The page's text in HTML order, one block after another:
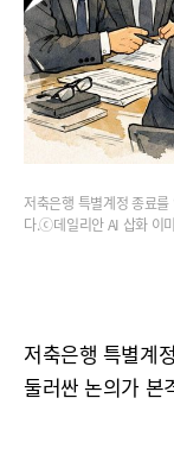
저축은행 특별계정 종료
다.ⓒ데일리안 AI 삽화 이
저축은행 특별계
둘러싼 논의가 본